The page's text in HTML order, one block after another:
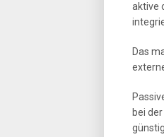
aktive
Das
bei